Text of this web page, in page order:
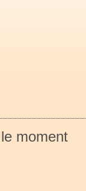
moment